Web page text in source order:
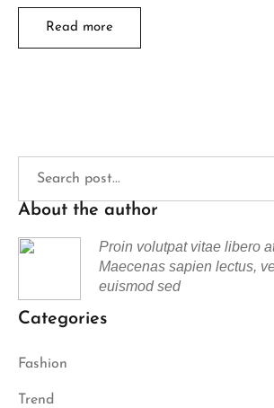
Read more
About the author
Proin volutpat vitae libero
Maecenas sapien lectus,
euismod sed
Categories
Fashion
Trend